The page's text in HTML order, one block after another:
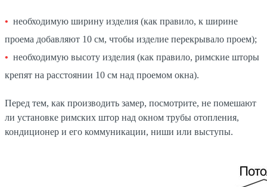
необходимую ширину изделия (как правило, к ширине
проема добавляют 10 см, чтобы изделие перекрывало проем);
необходимую высоту изделия (как правило, римские шторы
крепят на расстоянии 10 см над проемом окна).
Перед тем, как производить замер, посмотрите, не помешают
ли установке римских штор над окном трубы отопления,
кондиционер и его коммуникации, ниши или выступы.